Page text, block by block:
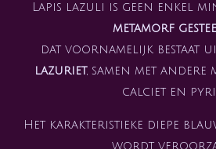
Lapis lazuli is geen enkel
metamorf
dat voornamelijk bestaat
lazuriet, samen met
calciet en
Het karakteristieke diepe
wordt